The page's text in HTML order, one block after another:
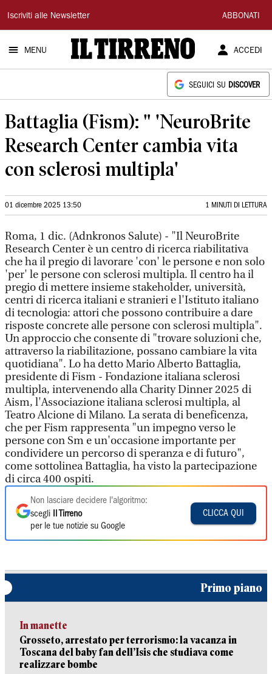
Il
Tirreno
Iscriviti alle Newsletter ABBONATI
MENU ACCEDI
SEGUICI SU DISCOVER
Battaglia (Fism): " 'NeuroBrite
Research Center cambia vita
con sclerosi multipla'
01 dicembre 2025 13:50 1 MINUTI DI LETTURA
Roma, 1 dic. (Adnkronos Salute) - "Il NeuroBrite
Research Center è un centro di ricerca riabilitativa
che ha il pregio di lavorare 'con' le persone e non solo
'per' le persone con sclerosi multipla. Il centro ha il
pregio di mettere insieme stakeholder, università,
centri di ricerca italiani e stranieri e l'Istituto italiano
di tecnologia: attori che possono contribuire a dare
risposte concrete alle persone con sclerosi multipla".
Un approccio che consente di "trovare soluzioni che,
attraverso la riabilitazione, possano cambiare la vita
quotidiana". Lo ha detto Mario Alberto Battaglia,
presidente di Fism - Fondazione italiana sclerosi
multipla, intervenendo alla Charity Dinner 2025 di
Aism, l'Associazione italiana sclerosi multipla, al
Teatro Alcione di Milano. La serata di beneficenza,
che per Fism rappresenta "un impegno verso le
persone con Sm e un'occasione importante per
condividere un percorso di speranza e di futuro",
come sottolinea Battaglia, ha visto la partecipazione
di circa 400 ospiti.
Non lasciare decidere l'algoritmo:
scegli
Il Tirreno
per le tue notizie su Google
CLICCA QUI
Primo piano
In manette
Grosseto, arrestato per terrorismo: la vacanza in
Toscana del baby fan dell’Isis che studiava come
realizzare bombe